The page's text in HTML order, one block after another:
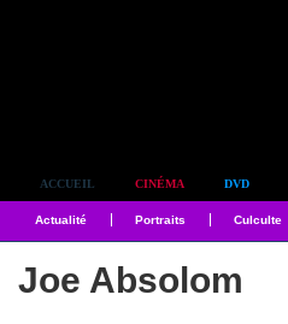
ACCUEIL CINÉMA DVD
Actualité Portraits Culculte
Joe Absolom